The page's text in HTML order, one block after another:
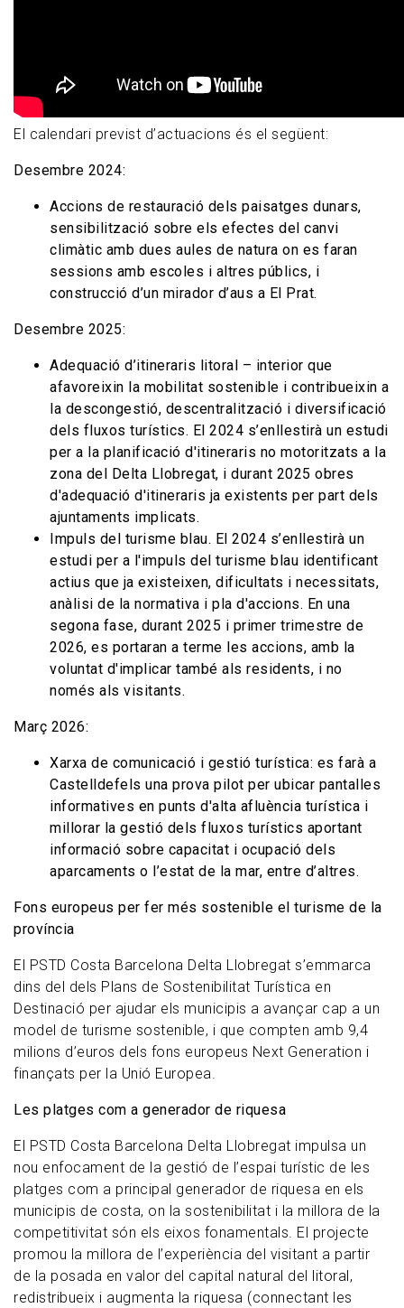
El calendari previst d’actuacions és el següent:
Desembre 2024:
Accions de restauració dels paisatges dunars,
sensibilització sobre els efectes del canvi
climàtic amb dues aules de natura on es faran
sessions amb escoles i altres públics, i
construcció d’un mirador d’aus a El Prat.
Desembre 2025:
Adequació d’itineraris litoral – interior que
afavoreixin la mobilitat sostenible i contribueixin a
la descongestió, descentralització i diversificació
dels fluxos turístics. El 2024 s’enllestirà un estudi
per a la planificació d'itineraris no motoritzats a la
zona del Delta Llobregat, i durant 2025 obres
d'adequació d'itineraris ja existents per part dels
ajuntaments implicats.
Impuls del turisme blau. El 2024 s’enllestirà un
estudi per a l'impuls del turisme blau identificant
actius que ja existeixen, dificultats i necessitats,
anàlisi de la normativa i pla d'accions. En una
segona fase, durant 2025 i primer trimestre de
2026, es portaran a terme les accions, amb la
voluntat d'implicar també als residents, i no
només als visitants.
Març 2026:
Xarxa de comunicació i gestió turística: es farà a
Castelldefels una prova pilot per ubicar pantalles
informatives en punts d'alta afluència turística i
millorar la gestió dels fluxos turístics aportant
informació sobre capacitat i ocupació dels
aparcaments o l’estat de la mar, entre d’altres.
Fons europeus per fer més sostenible el turisme de la
província
El PSTD Costa Barcelona Delta Llobregat s’emmarca
dins del dels Plans de Sostenibilitat Turística en
Destinació per ajudar els municipis a avançar cap a un
model de turisme sostenible, i que compten amb 9,4
milions d’euros dels fons europeus Next Generation i
finançats per la Unió Europea.
Les platges com a generador de riquesa
El PSTD Costa Barcelona Delta Llobregat impulsa un
nou enfocament de la gestió de l’espai turístic de les
platges com a principal generador de riquesa en els
municipis de costa, on la sostenibilitat i la millora de la
competitivitat són els eixos fonamentals. El projecte
promou la millora de l’experiència del visitant a partir
de la posada en valor del capital natural del litoral,
redistribueix i augmenta la riquesa (connectant les